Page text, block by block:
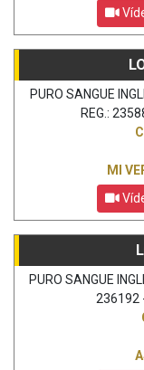
PURO SANGUE
REG.:
MI
PURO SANGUE
236192